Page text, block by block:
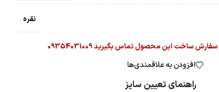
نقره
ساخت این محصول تماس بگیرید 09354031009
افزودن به علاقمندی‌ها
راهنمای تعیین سایز